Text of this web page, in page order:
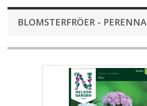
BLOMSTERFRÖER - PERENNA